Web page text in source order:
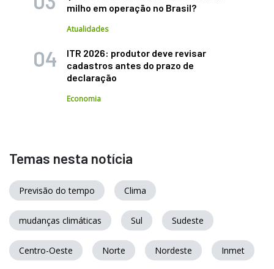
milho em operação no Brasil?
Atualidades
ITR 2026: produtor deve revisar
cadastros antes do prazo de
declaração
Economia
Temas nesta notícia
Previsão do tempo Clima
mudanças climáticas Sul Sudeste
Centro-Oeste Norte Nordeste Inmet